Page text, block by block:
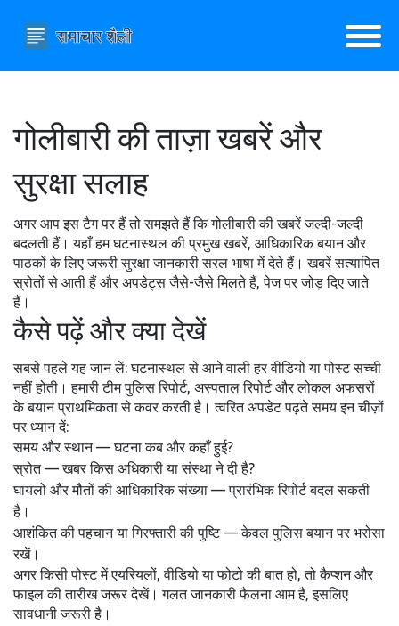
गोलीबारी की ताज़ा खबरें और
सुरक्षा सलाह
अगर आप इस टैग पर हैं तो समझते हैं कि गोलीबारी की खबरें जल्दी-जल्दी
बदलती हैं। यहाँ हम घटनास्थल की प्रमुख खबरें, आधिकारिक बयान और
पाठकों के लिए जरूरी सुरक्षा जानकारी सरल भाषा में देते हैं। खबरें सत्यापित
स्रोतों से आती हैं और अपडेट्स जैसे-जैसे मिलते हैं, पेज पर जोड़ दिए जाते
हैं।
कैसे पढ़ें और क्या देखें
सबसे पहले यह जान लें: घटनास्थल से आने वाली हर वीडियो या पोस्ट सच्ची
नहीं होती। हमारी टीम पुलिस रिपोर्ट, अस्पताल रिपोर्ट और लोकल अफसरों
के बयान प्राथमिकता से कवर करती है। त्वरित अपडेट पढ़ते समय इन चीज़ों
पर ध्यान दें:
समय और स्थान — घटना कब और कहाँ हुई?
स्रोत — खबर किस अधिकारी या संस्था ने दी है?
घायलों और मौतों की आधिकारिक संख्या — प्रारंभिक रिपोर्ट बदल सकती
है।
आशंकित की पहचान या गिरफ्तारी की पुष्टि — केवल पुलिस बयान पर भरोसा
रखें।
अगर किसी पोस्ट में एयरियलों, वीडियो या फोटो की बात हो, तो कैप्शन और
फाइल की तारीख जरूर देखें। गलत जानकारी फैलना आम है, इसलिए
सावधानी जरूरी है।